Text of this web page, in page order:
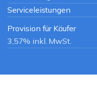
Serviceleistungen
Provision für Käufer
3,57% inkl. MwSt.